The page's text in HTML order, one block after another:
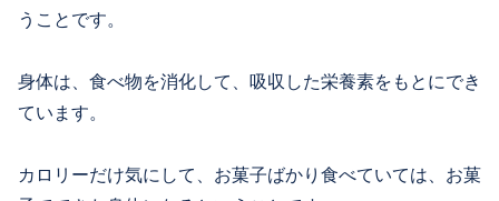
うことです。
身体は、食べ物を消化して、吸収した栄養素をもとにでき
ています。
カロリーだけ気にして、お菓子ばかり食べていては、お菓